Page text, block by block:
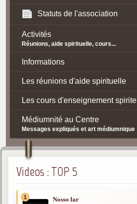
Statuts de l'association
Activités
Réunions, aide spirituelle, cours...
Informations
Les réunions d'aide spirituelle
Les cours d'enseignement spirite
Médiumnité au Centre
Messages expliqués et art médiumnique
Contact / Accès
Plan d'accès
Spiritisme
La doctrine Spirite
Videos : TOP 5
1 Nosso lar